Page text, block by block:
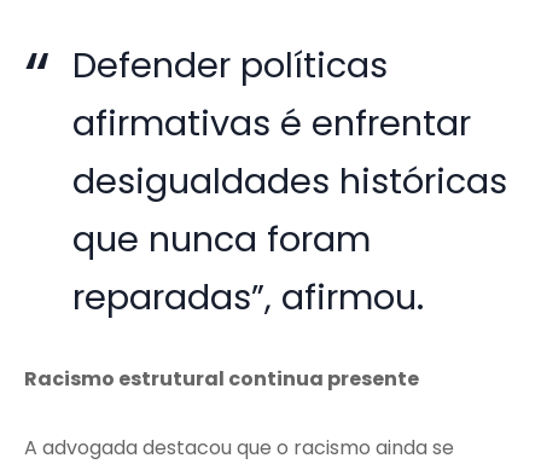
Defender políticas
afirmativas é enfrentar
desigualdades históricas
que nunca foram
reparadas”, afirmou.
Racismo estrutural continua presente
A advogada destacou que o racismo ainda se